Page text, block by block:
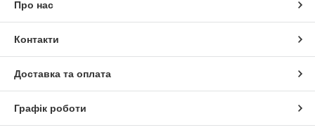
Про нас
Контакти
Доставка та оплата
Графік роботи